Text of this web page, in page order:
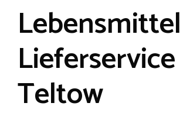
Lebensmittel
Lieferservice
Teltow